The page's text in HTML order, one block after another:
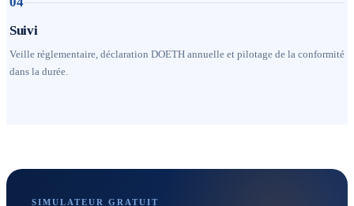
Suivi
Veille réglementaire, déclaration DOETH annuelle et pilotage de la conformité
dans la durée.
SIMULATEUR GRATUIT